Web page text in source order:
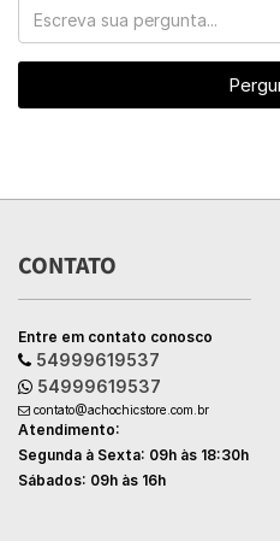
CONTATO
Entre em contato conosco
54999619537
54999619537
contato@achochicstore.com.br
Atendimento:
Segunda à Sexta: 09h às 18:30h
Sábados: 09h às 16h